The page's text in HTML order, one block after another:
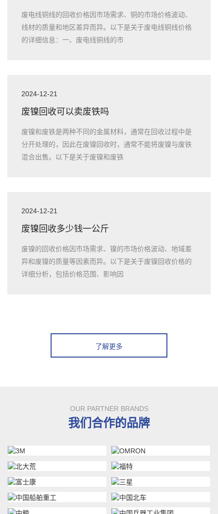
废电线铜线的回收价格因市场需求、铜的市场价格波动、
线材的质量和地区差异而异。以下是关于废电线铜线价格
的详细信息：一、废电线铜线的市
2024-12-21
废镍回收可以卖废铁吗
废镍和废铁是两种不同的金属材料，通常在回收过程中是
分开处理的，因此在废镍回收时，通常不能将废镍与废铁
混合出售。以下是关于废镍和废铁
2024-12-21
废镍回收多少钱一公斤
废镍的回收价格因市场需求、镍的市场价格波动、地域差
异和废镍的质量等因素而异。以下是关于废镍回收价格的
详细分析，包括价格范围、影响因
了解更多
OUR PARTNER BRANDS
我们合作的品牌